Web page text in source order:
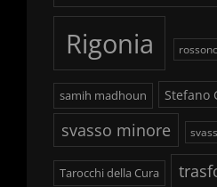
Rigonia
samih madhoun Stefano
svasso minore
Tarocchi della Cura